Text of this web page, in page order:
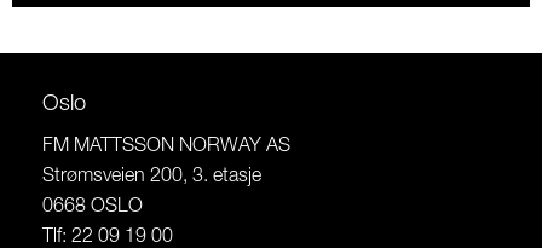
Oslo
FM MATTSSON NORWAY AS
Strømsveien 200, 3. etasje
0668 OSLO
Tlf: 22 09 19 00